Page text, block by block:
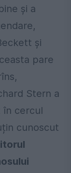
și a
și
pare
Stern a
cercul
cunoscut